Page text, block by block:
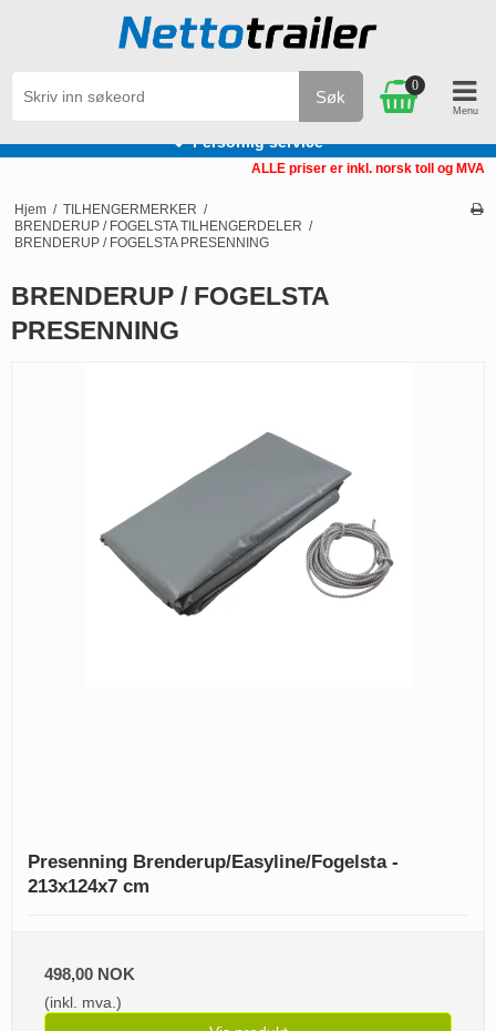
Personlig service
Søk
0
ALLE priser er inkl. norsk toll og MVA
Hjem / TILHENGERMERKER /
BRENDERUP / FOGELSTA TILHENGERDELER /
BRENDERUP / FOGELSTA PRESENNING
BRENDERUP / FOGELSTA
PRESENNING
Presenning Brenderup/Easyline/Fogelsta -
213x124x7 cm
498,00 NOK
(inkl. mva.)